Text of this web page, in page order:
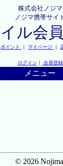
株式会社ノジマ
ノジマ携帯サイ
ル会
ポイント ｜ マイページ ｜
ログイン ｜ 会員登録
メニュー
© 2026